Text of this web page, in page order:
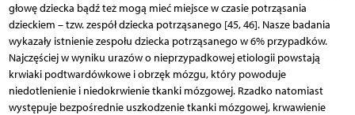
głowę dziecka bądź też mogą mieć miejsce w czasie potrząsania
dzieckiem – tzw. zespół dziecka potrząsanego [45, 46]. Nasze badania
wykazały istnienie zespołu dziecka potrząsanego w 6% przypadków.
Najczęściej w wyniku urazów o nieprzypadkowej etiologii powstają
krwiaki podtwardówkowe i obrzęk mózgu, który powoduje
niedotlenienie i niedokrwienie tkanki mózgowej. Rzadko natomiast
występuje bezpośrednie uszkodzenie tkanki mózgowej, krwawienie